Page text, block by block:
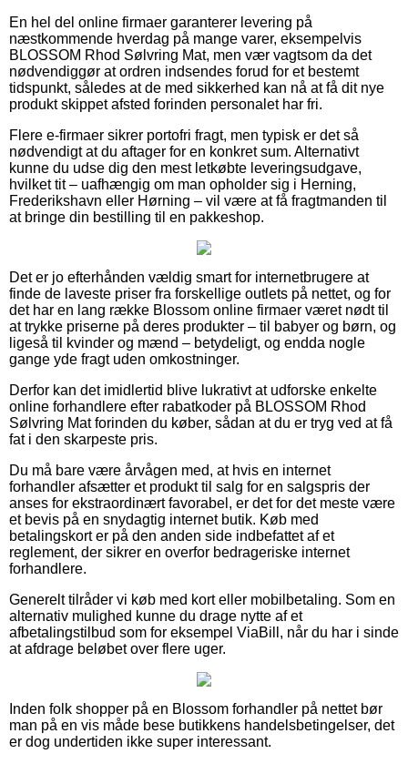
En hel del online firmaer garanterer levering på
næstkommende hverdag på mange varer, eksempelvis
BLOSSOM Rhod Sølvring Mat, men vær vagtsom da det
nødvendiggør at ordren indsendes forud for et bestemt
tidspunkt, således at de med sikkerhed kan nå at få dit nye
produkt skippet afsted forinden personalet har fri.
Flere e-firmaer sikrer portofri fragt, men typisk er det så
nødvendigt at du aftager for en konkret sum. Alternativt
kunne du udse dig den mest letkøbte leveringsudgave,
hvilket tit – uafhængig om man opholder sig i Herning,
Frederikshavn eller Hørning – vil være at få fragtmanden til
at bringe din bestilling til en pakkeshop.
Det er jo efterhånden vældig smart for internetbrugere at
finde de laveste priser fra forskellige outlets på nettet, og for
det har en lang række Blossom online firmaer været nødt til
at trykke priserne på deres produkter – til babyer og børn, og
ligeså til kvinder og mænd – betydeligt, og endda nogle
gange yde fragt uden omkostninger.
Derfor kan det imidlertid blive lukrativt at udforske enkelte
online forhandlere efter rabatkoder på BLOSSOM Rhod
Sølvring Mat forinden du køber, sådan at du er tryg ved at få
fat i den skarpeste pris.
Du må bare være årvågen med, at hvis en internet
forhandler afsætter et produkt til salg for en salgspris der
anses for ekstraordinært favorabel, er det for det meste være
et bevis på en snydagtig internet butik. Køb med
betalingskort er på den anden side indbefattet af et
reglement, der sikrer en overfor bedrageriske internet
forhandlere.
Generelt tilråder vi køb med kort eller mobilbetaling. Som en
alternativ mulighed kunne du drage nytte af et
afbetalingstilbud som for eksempel ViaBill, når du har i sinde
at afdrage beløbet over flere uger.
Inden folk shopper på en Blossom forhandler på nettet bør
man på en vis måde bese butikkens handelsbetingelser, det
er dog undertiden ikke super interessant.